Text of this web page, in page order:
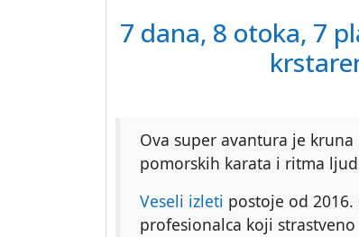
7 dana, 8 otoka, 7
Ova super avantura je
pomorskih karata i ritma
Veseli izleti postoje od
profesionalca koji